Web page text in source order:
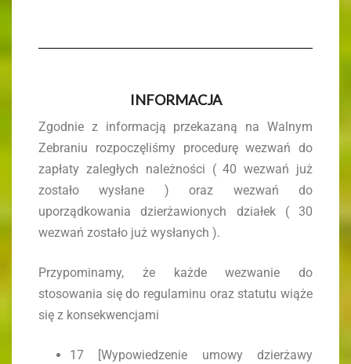
INFORMACJA
Zgodnie z informacją przekazaną na Walnym
Zebraniu rozpoczęliśmy procedurę wezwań do
zapłaty zaległych należności ( 40 wezwań już
zostało wysłane ) oraz wezwań do
uporządkowania dzierżawionych działek ( 30
wezwań zostało już wysłanych ).
Przypominamy, że każde wezwanie do
stosowania się do regulaminu oraz statutu wiąże
się z konsekwencjami
17 [Wypowiedzenie umowy dzierżawy